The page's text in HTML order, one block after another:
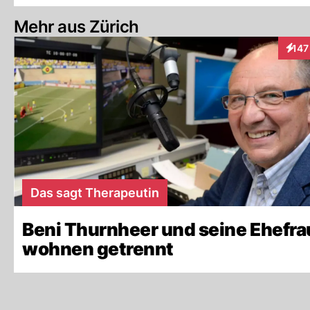
Mehr aus Zürich
147
Das sagt Therapeutin
Beni Thurnheer und seine
wohnen getrennt